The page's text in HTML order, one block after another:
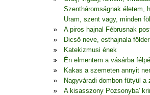
Szentháromságnak életem,
Uram, szent vagy, minden
A piros hajnal Fébrusnak
Dicső neve, esthajnala
Katekizmusi ének
Én elmentem a vásárba
Kakas a szemeten annyit
Nagyváradi dombon fütyül a
A kisasszony Pozsonyba'